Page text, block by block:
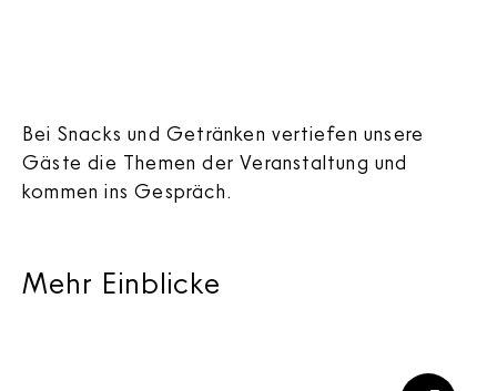
Bei Snacks und Getränken vertiefen unsere
Gäste die Themen der Veranstaltung und
kommen ins Gespräch.
Mehr Einblicke